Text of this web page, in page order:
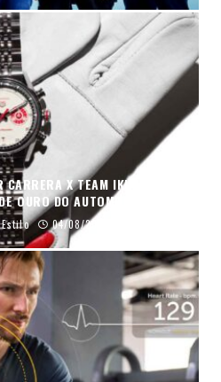
X TEAM IKUZAWA
OURO DO AUTOMOBILISMO
Estilo 04/08/2026